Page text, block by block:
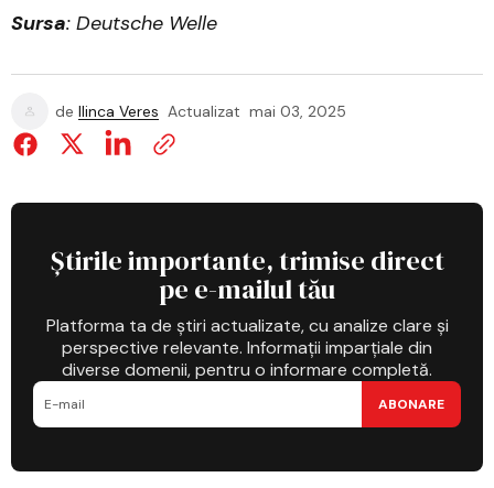
Sursa: Deutsche Welle
de Ilinca Veres Actualizat mai 03, 2025
Știrile importante, trimise direct
pe e-mailul tău
Platforma ta de știri actualizate, cu analize clare și
perspective relevante. Informații imparțiale din
diverse domenii, pentru o informare completă.
ABONARE